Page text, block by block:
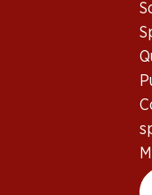
Temperatura
Impronta di